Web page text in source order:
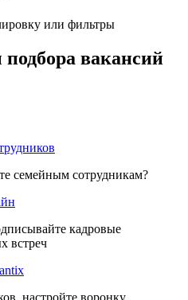
или фильтры
вакансий
семейным сотрудникам?
кадровые
встреч
настройте воронку,